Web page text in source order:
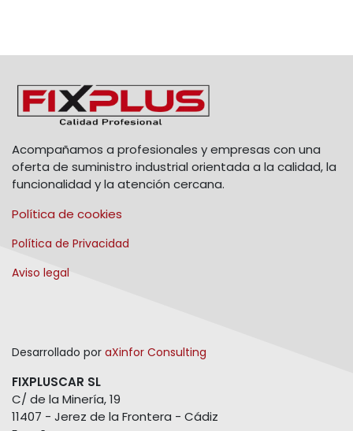
Acompañamos a profesionales y empresas con una
oferta de suministro industrial orientada a la calidad, la
funcionalidad y la atención cercana.
Política de cookies
Política de Privacidad
Aviso legal
Desarrollado por aXinfor Consulting
FIXPLUSCAR SL
C/ de la Minería, 19
11407 - Jerez de la Frontera - Cádiz